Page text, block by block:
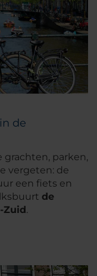
de
grachten, parken,
vergeten: de
een fiets en
de
Zuid .